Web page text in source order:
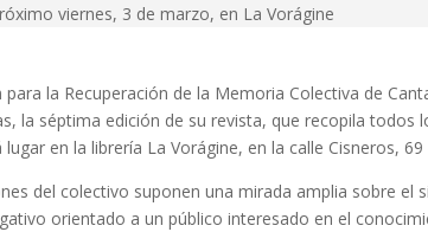
viernes, 3 de marzo, en La Vorágine
para la Recuperación de la Memoria Colectiva de
la séptima edición de su revista, que recopila
en la librería La Vorágine, en la calle Cisneros, 69
del colectivo suponen una mirada amplia sobre el
orientado a un público interesado en el